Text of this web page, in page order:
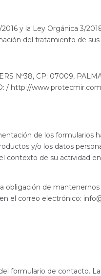
y la Ley Orgánica 3/
del tratamiento de
Nº38, CP: 07009,
/ http://
de los formularios
y/o los datos
contexto de su actividad
obligación de
el correo electrónico:
formulario de contacto.